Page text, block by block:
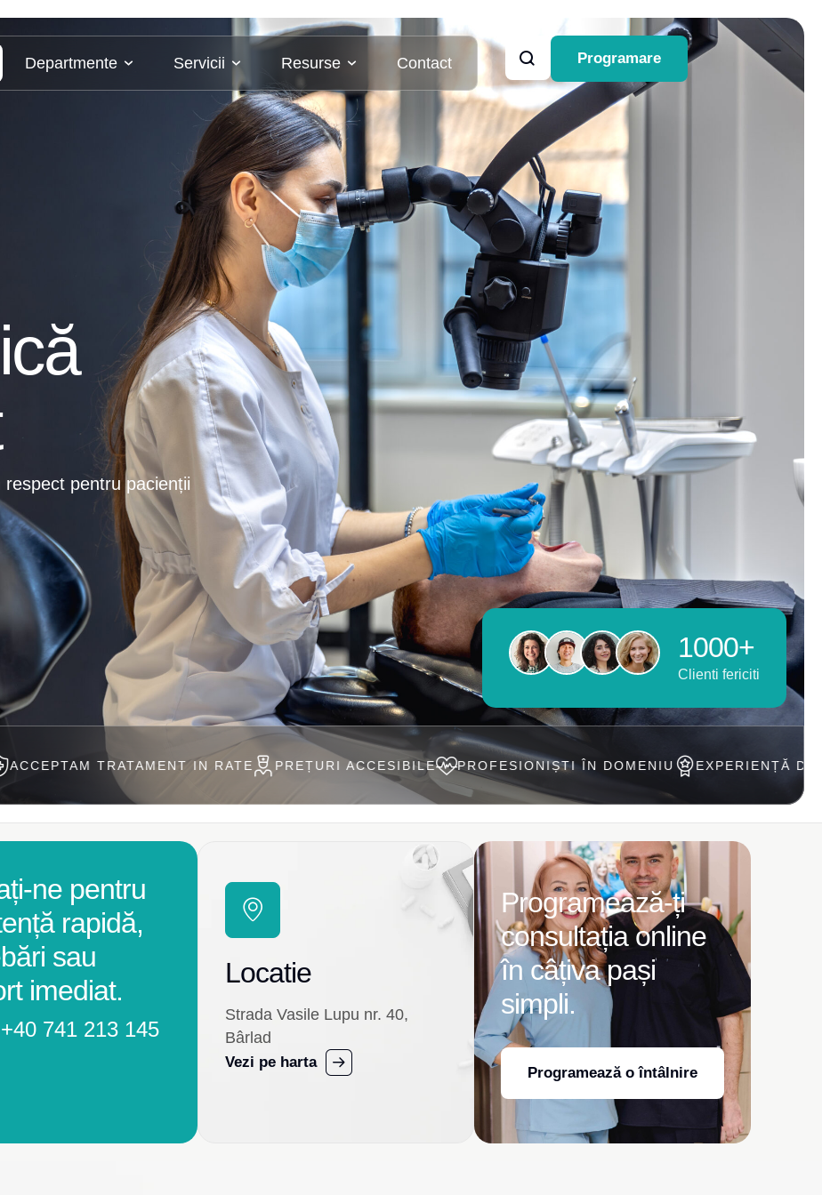
Departmente Servicii Resurse Contact Programare
pentru pacienții
1000+
Clienti fericiti
IN RATE PREȚURI ACCESIBILE PROFESIONIȘTI ÎN DOMENIU EXPERIENȚĂ DE PESTE 20 ANI
ne pentru
rapidă,
sau
imediat.
+40 741 213 145
Locatie
Strada Vasile Lupu nr. 40,
Bârlad
Vezi pe harta
Programează-ți
consultația online
în câțiva pași
simpli.
Programează o întâlnire